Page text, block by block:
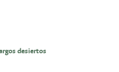
desiertos